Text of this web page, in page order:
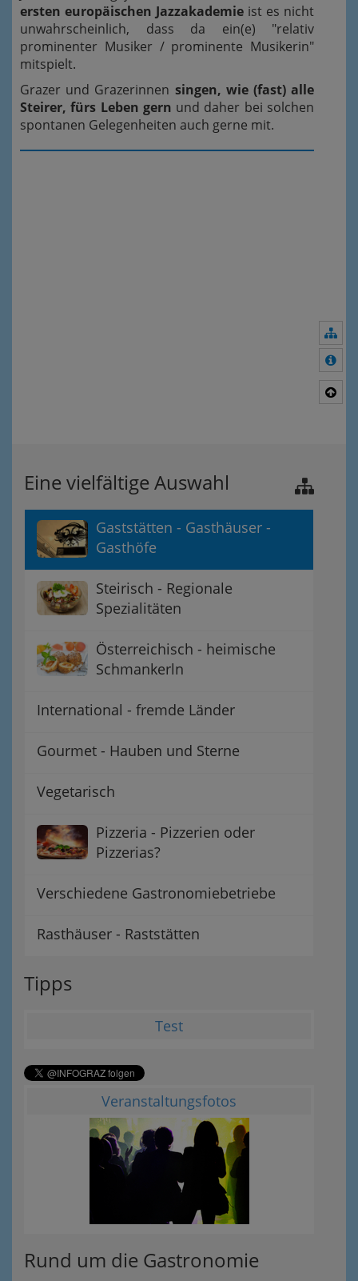
ersten europäischen Jazzakademie ist es nicht
unwahrscheinlich, dass da ein(e) "relativ
prominenter Musiker / prominente Musikerin"
mitspielt.
Grazer und Grazerinnen singen, wie (fast) alle
Steirer, fürs Leben gern und daher bei solchen
spontanen Gelegenheiten auch gerne mit.
Eine vielfältige Auswahl
Gaststätten - Gasthäuser -
Gasthöfe
Steirisch - Regionale
Spezialitäten
Österreichisch - heimische
Schmankerln
International - fremde Länder
Gourmet - Hauben und Sterne
Vegetarisch
Pizzeria - Pizzerien oder
Pizzerias?
Verschiedene Gastronomiebetriebe
Rasthäuser - Raststätten
Tipps
Test
Veranstaltungsfotos
Rund um die Gastronomie